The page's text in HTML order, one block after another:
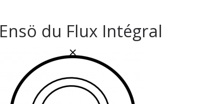
Ensö du Flux Intégral